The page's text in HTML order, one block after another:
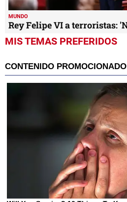
MUNDO
Rey Felipe VI a terroristas:
MIS TEMAS PREFERIDOS